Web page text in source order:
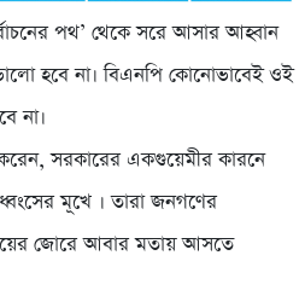
পথ’ থেকে সরে আসার আহ্বান
হবে না। বিএনপি কোনোভাবেই ওই
না।
সরকারের একগুয়েমীর কারনে
মূখে । তারা জনগণের
জোরে আবার মতায় আসতে